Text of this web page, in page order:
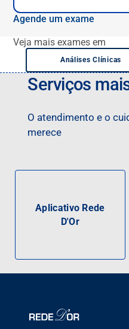
do quadril, RM para estudo
(quadril), RM para estudo
Agende um exame
Veja mais exames em
Análises Clínicas
Serviços
O atendimento e o
merece
Aplicativo Rede
D'Or